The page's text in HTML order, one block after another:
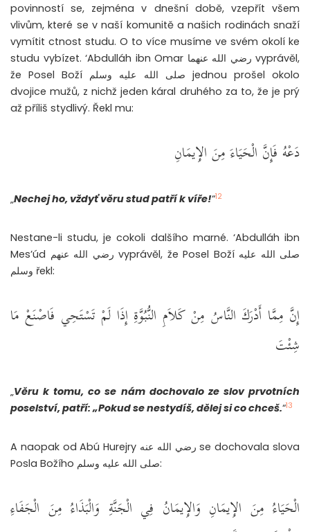
povinností se, zejména v dnešní době, vzepřít všem
vlivům, které se v naší komunitě a našich rodinách snaží
vymítit ctnost studu. O to více musíme ve svém okolí ke
studu vybízet. ‘Abdulláh ibn Omar رضي الله عنهما vyprávěl,
že Posel Boží صلى الله عليه وسلم jednou prošel okolo
dvojice mužů, z nichž jeden káral druhého za to, že je prý
až příliš stydlivý. Řekl mu:
دَعْهُ فَإِنَّ الْحَيَاءَ مِنَ الإِيمَانِ
„Nechej ho, vždyť věru stud patří k víře!“12
Nestane-li studu, je cokoli dalšího marné. ‘Abdulláh ibn
Mes’úd رضي الله عنهم vyprávěl, že Posel Boží صلى الله عليه
وسلم řekl:
إِنَّ مِمَّا أَدْرَكَ النَّاسُ مِنْ كَلاَمِ النُّبُوَّةِ إِذَا لَمْ تَسْتَحِي فَاصْنَعْ مَا
شِئْتَ
„Věru k tomu, co se nám dochovalo ze slov prvotních
poselství, patří: „Pokud se nestydíš, dělej si co chceš.“13
A naopak od Abú Hurejry رضي الله عنه se dochovala slova
Posla Božího صلى الله عليه وسلم:
الْحَيَاءُ مِنَ الإِيمَانِ وَالإِيمَانُ فِي الْجَنَّةِ وَالْبَذَاءُ مِنَ الْجَفَاءِ